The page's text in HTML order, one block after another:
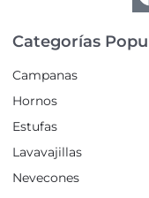
Categorías
Campanas
Hornos
Estufas
Lavavajillas
Nevecones